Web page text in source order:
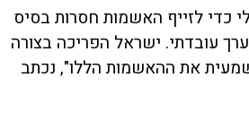
כדי לזייף האשמות חסרות בסיס
עובדתי. ישראל הפריכה בצורה
את ההאשמות הללו", נכתב